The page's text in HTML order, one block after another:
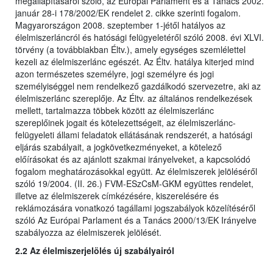
január 28-i 178/2002/EK rendelet 2. cikke szerinti fogalom.
Magyarországon 2008. szeptember 1-jétől hatályos az
élelmiszerláncról és hatósági felügyeletéről szóló 2008. évi XLVI.
törvény (a továbbiakban Éltv.), amely egységes szemlélettel
kezeli az élelmiszerlánc egészét. Az Éltv. hatálya kiterjed mind
azon természetes személyre, jogi személyre és jogi
személyiséggel nem rendelkező gazdálkodó szervezetre, aki az
élelmiszerlánc szereplője. Az Éltv. az általános rendelkezések
mellett, tartalmazza többek között az élelmiszerlánc
szereplőinek jogait és kötelezettségeit, az élelmiszerlánc-
felügyeleti állami feladatok ellátásának rendszerét, a hatósági
eljárás szabályait, a jogkövetkezményeket, a kötelező
előírásokat és az ajánlott szakmai irányelveket, a kapcsolódó
fogalom meghatározásokkal együtt. Az élelmiszerek jelöléséről
szóló 19/2004. (II. 26.) FVM-ESzCsM-GKM együttes rendelet,
illetve az élelmiszerek címkézésére, kiszerelésére és
reklámozására vonatkozó tagállami jogszabályok közelítéséről
szóló Az Európai Parlament és a Tanács 2000/13/EK Irányelve
szabályozza az élelmiszerek jelölését.
2.2 Az élelmiszerjelölés új szabályairól